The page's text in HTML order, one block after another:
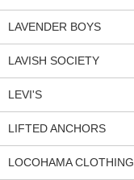
LAVENDER BOYS
LAVISH SOCIETY
LEVI'S
LIFTED ANCHORS
LOCOHAMA CLOTHING